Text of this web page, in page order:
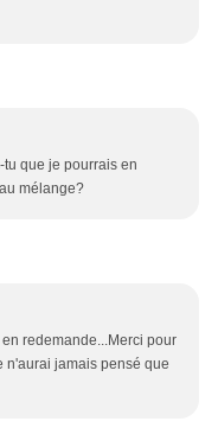
que je pourrais en
mélange?
redemande...Merci pour
n'aurai jamais pensé que